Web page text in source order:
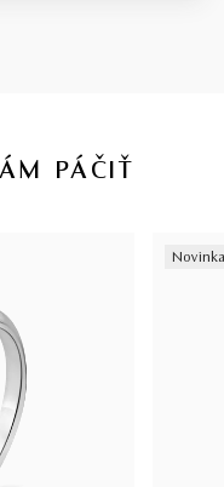
PÁČIŤ
Novinka